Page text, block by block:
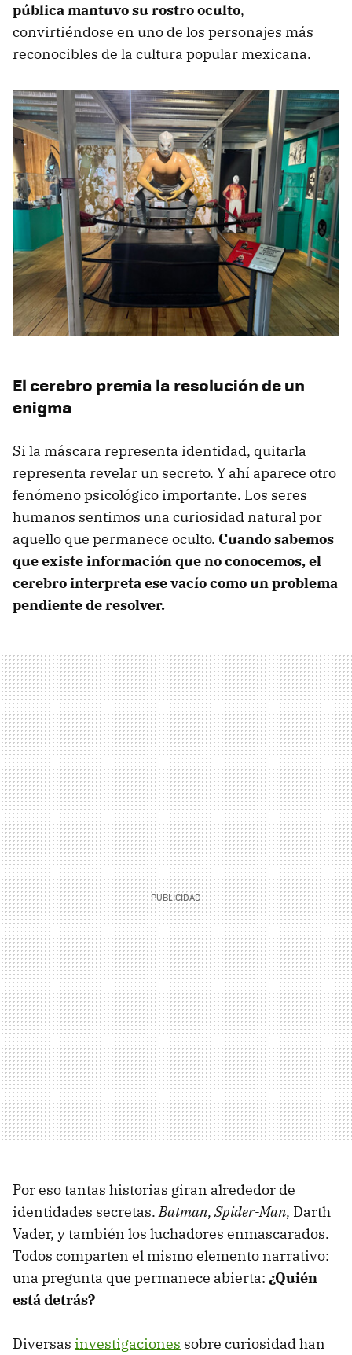
pública mantuvo su rostro oculto,
convirtiéndose en uno de los personajes más
reconocibles de la cultura popular mexicana.
El cerebro premia la resolución de un
enigma
Si la máscara representa identidad, quitarla
representa revelar un secreto. Y ahí aparece otro
fenómeno psicológico importante. Los seres
humanos sentimos una curiosidad natural por
aquello que permanece oculto. Cuando sabemos
que existe información que no conocemos, el
cerebro interpreta ese vacío como un problema
pendiente de resolver.
Por eso tantas historias giran alrededor de
identidades secretas.Batman, Spider-Man, Darth
Vader, y también los luchadores enmascarados.
Todos comparten el mismo elemento narrativo:
una pregunta que permanece abierta: ¿Quién
está detrás?
Diversas investigaciones sobre curiosidad han